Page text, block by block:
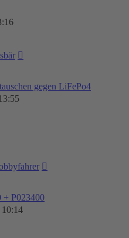
gegen LiFePo4
+ P023400